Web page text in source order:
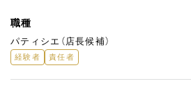
職種
パティシエ（店長候補）
経験者 責任者